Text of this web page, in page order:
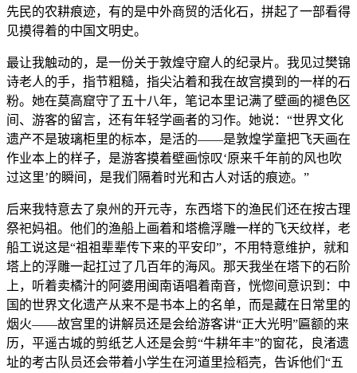
先民的农耕痕迹，有的是中外商贸的活化石，拼起了一部看得
见摸得着的中国文明史。
最让我触动的，是一份关于敦煌守窟人的纪录片。我见过樊锦
诗老人的手，指节粗糙，指尖沾着和我在故宫摸到的一样的石
粉。她在莫高窟守了五十八年，笔记本里记满了壁画的褪色区
间、游客的留言，还有年轻学画者的习作。她说：“世界文化
遗产不是玻璃柜里的标本，是活的——是敦煌学童把飞天画在
作业本上的样子，是游客摸着壁画惊叹‘原来千年前的风也吹
过这里’的瞬间，是我们隔着时光和古人对话的痕迹。”
后来我特意去了泉州的开元寺，东西塔下的渔民们还在按古理
祭祀妈祖。他们的渔船上画着和塔檐浮雕一样的飞天纹样，老
船工说这是“祖祖辈辈传下来的平安印”，不用特意维护，就和
塔上的浮雕一起扛过了几百年的海风。那天我坐在塔下的石阶
上，听着卖橘汁的阿婆用闽南语唱着南音，恍惚间意识到：中
国的世界文化遗产从来不是书本上的名单，而是藏在日常里的
烟火——故宫里的讲解员还是会给游客讲“正大光明”匾额的来
历，平遥古城的剪纸艺人还是会剪“牛耕年丰”的窗花，良渚遗
址的考古队员还会带着小学生在河道里捡稻壳，告诉他们“五